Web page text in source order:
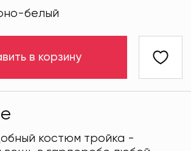
белый
в корзину
костюм тройка -